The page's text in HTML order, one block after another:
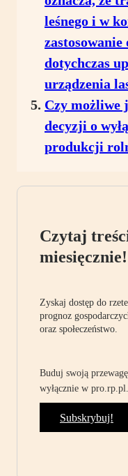
leśnego i w
dotychczas
urządzenia
Czy możliwe
decyzji o
produkcji
Czytaj
miesięcznie!
Zyskaj dostęp do
prognoz
oraz społeczeństwo.
Buduj swoją
wyłącznie w pro.rp.pl.
Subskrybuj!